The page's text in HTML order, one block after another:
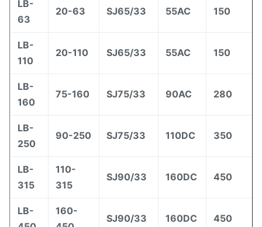
LB-
63
20-63 SJ65/33 55AC 150
LB-
110
20-110 SJ65/33 55AC 150
LB-
160
75-160 SJ75/33 90AC 280
LB-
250
90-250 SJ75/33 110DC 350
LB-
315
110-
315
SJ90/33 160DC 450
LB-
160-
SJ90/33 160DC 450